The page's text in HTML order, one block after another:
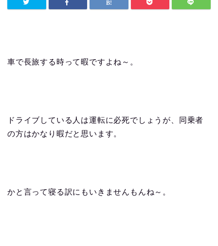
車で長旅する時って暇ですよね～。
ドライブしている人は運転に必死でしょうが、同乗者
の方はかなり暇だと思います。
かと言って寝る訳にもいきませんもんね～。